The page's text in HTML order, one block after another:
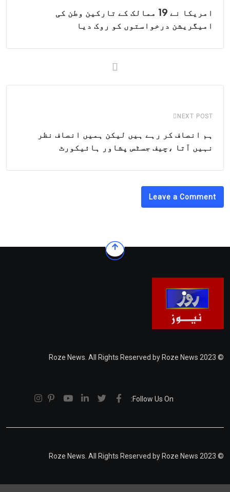
امریکا نے 19 ممالک کے تارکین وطن کی
امیگریشن درخواستوں کو روک دیا
NEXT POST
ہم انصاف کر رہے ہیں لیکن ہمیں انصاف نظر
نہیں آتا ،چیف جسٹس پشاور ہائیکورٹ
Leave a Comment
© 2023 Roze News. All Rights Reserved by Roze News
Follow Us On:
© 2023 Roze News. All Rights Reserved by Roze News